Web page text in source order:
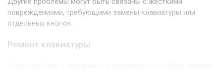
повреждениями, требующими замены клавиатуры или
отдельных кнопок.
Ремонт клавиатуры